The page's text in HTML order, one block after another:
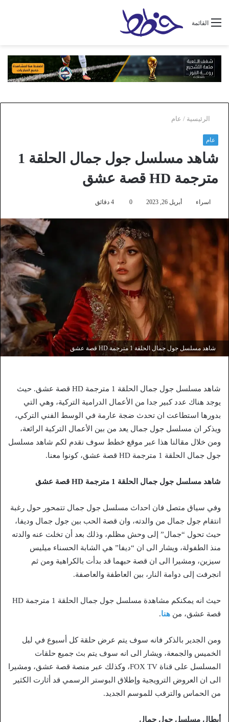
القائمة
الرئيسية / عام
عام
شاهد مسلسل جول جمال الحلقة 1
مترجمة HD قصة عشق
اسراء أبريل 26, 2023 0
شاهد مسلسل جول جمال الحلقة 1 مترجمة HD قصة عشق
شاهد مسلسل جول جمال الحلقة 1 مترجمة HD قصة عشق. حيث
يوجد هناك عدد كبير جدا من الأعمال الدرامية التركية، وهي التي
بدورها استطاعت ان تحدث ضجة عارمة في الوسط الفني التركي،
ويذكر ان مسلسل جول جمال يعد من بين الأعمال التركية الرائعة،
ومن خلال مقالنا هذا عبر موقع خطط سوف نقدم لكم شاهد مسلسل
جول جمال الحلقة 1 مترجمة HD قصة عشق، كونوا معنا.
شاهد مسلسل جول جمال الحلقة 1 مترجمة HD قصة عشق
وفي سياق متصل فان احداث مسلسل جول جمال تتمحور حول رغبة
انتقام جول جمال من والدته، وان قصة الحب بين جول جمال وديفا،
حيث تحول “جمال” إلى وحش مظلم، وذلك بعد أن تخلت عنه والدته
منذ الطفولة، ويشار الى ان “ديفا” هي الشابة الحسناء ميليس
سيزين، ومشيرا الى ان قصة حبهما قد بدأت بالكراهية ومن ثم
انجرفت إلى دوامة النار، بين العاطفة والعاصفة.
حيث انه يمكنكم مشاهدة مسلسل جول جمال الحلقة 1 مترجمة HD
قصة عشق، من هنا.
ومن الجدير بالذكر فانه سوف يتم عرض حلقة كل أسبوع في ليل
الخميس والجمعة، ويشار الى انه سوف يتم بث جميع حلقات
المسلسل على قناة FOX TV، وكذلك عبر منصة قصة عشق، ومشيرا
الى ان العروض الترويجية وإطلاق البوستر الرسمي قد أثارت الكثير
من الحماس والترقب للموسم الجديد.
أبطال مسلسل جول جمال